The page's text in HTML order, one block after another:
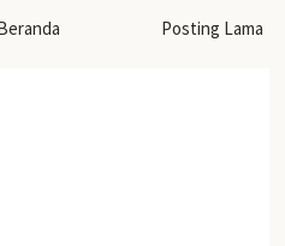
Posting Lama